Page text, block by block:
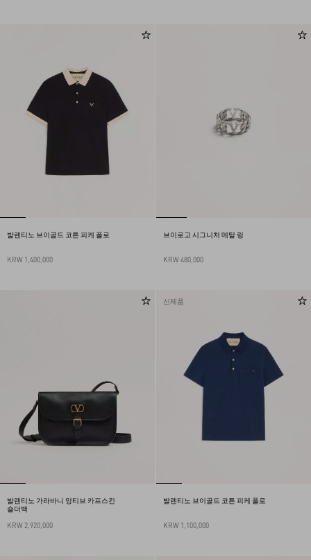
발렌티노 브이골드 코튼 피케 폴로
KRW 1,400,000
브이로고 시그니처 메탈 링
KRW 480,000
발렌티노 가라바니 앙티브 카프스킨
숄더백
KRW 2,920,000
신제품
발렌티노 브이골드 코튼 피케 폴로
KRW 1,100,000